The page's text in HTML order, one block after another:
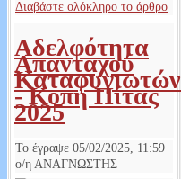
Διαβάστε ολόκληρο το άρθρο
Αδελφότητα
Απανταχού
Καταφυγιωτών
- Κοπή Πίτας
2025
Το έγραψε 05/02/2025, 11:59
ο/η ΑΝΑΓΝΩΣΤΗΣ